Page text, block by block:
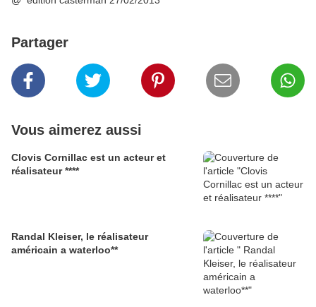
Partager
Vous aimerez aussi
Clovis Cornillac est un acteur et
réalisateur ****
Randal Kleiser, le réalisateur
américain a waterloo**